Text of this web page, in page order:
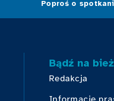
Poproś o
Bądź na
Redakcja